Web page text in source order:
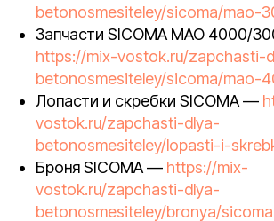
betonosmesiteley/sicoma/mao-
Запчасти SICOMA MAO 4000/
https://mix-vostok.ru/zapchasti-
betonosmesiteley/sicoma/mao-
Лопасти и скребки SICOMA —
vostok.ru/zapchasti-dlya-
betonosmesiteley/lopasti-i-
Броня SICOMA — https://mix-
vostok.ru/zapchasti-dlya-
betonosmesiteley/bronya/sicoma